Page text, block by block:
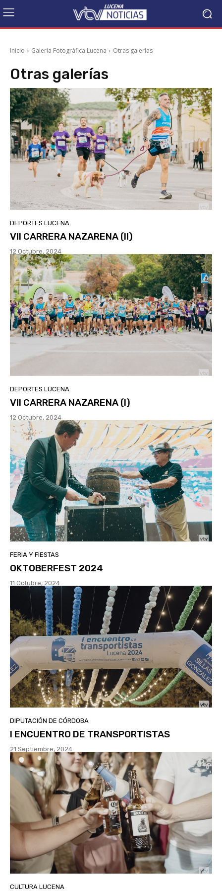
Inicio Galería Fotográfica Lucena Otras galerías
Otras galerías
DEPORTES LUCENA
VII CARRERA NAZARENA (II)
12 Octubre, 2024
DEPORTES LUCENA
VII CARRERA NAZARENA (I)
12 Octubre, 2024
FERIA Y FIESTAS
OKTOBERFEST 2024
11 Octubre, 2024
DIPUTACIÓN DE CÓRDOBA
I ENCUENTRO DE TRANSPORTISTAS
21 Septiembre, 2024
CULTURA LUCENA